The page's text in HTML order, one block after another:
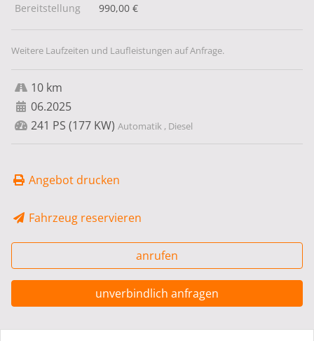
Bereitstellung
990,00 €
Weitere Laufzeiten und Laufleistungen auf Anfrage.
10 km
06.2025
241 PS (177 KW) Automatik , Diesel
Angebot drucken
Fahrzeug reservieren
anrufen
unverbindlich anfragen